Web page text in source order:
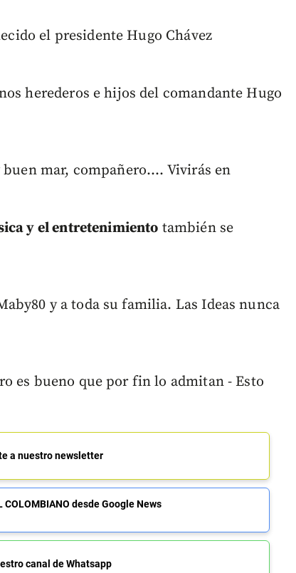
el presidente Hugo Chávez
herederos e hijos del comandante Hugo
mar, compañero.... Vivirás en
y el entretenimiento también se
y a toda su familia. Las Ideas nunca
es bueno que por fin lo admitan - Esto
a nuestro newsletter
desde Google News
canal de Whatsapp